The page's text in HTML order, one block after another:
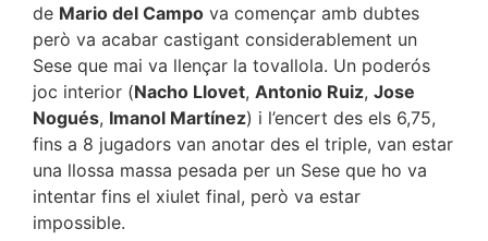
de Mario del Campo va començar amb dubtes
però va acabar castigant considerablement un
Sese que mai va llençar la tovallola. Un poderós
joc interior (Nacho Llovet, Antonio Ruiz, Jose
Nogués, Imanol Martínez) i l’encert des els 6,75,
fins a 8 jugadors van anotar des el triple, van estar
una llossa massa pesada per un Sese que ho va
intentar fins el xiulet final, però va estar
impossible.